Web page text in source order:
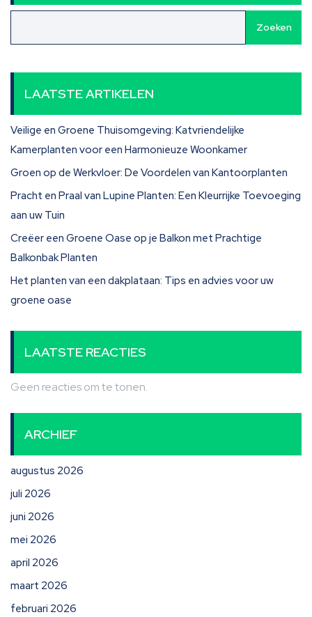
Zoeken
LAATSTE ARTIKELEN
Veilige en Groene Thuisomgeving: Katvriendelijke
Kamerplanten voor een Harmonieuze Woonkamer
Groen op de Werkvloer: De Voordelen van Kantoorplanten
Pracht en Praal van Lupine Planten: Een Kleurrijke Toevoeging
aan uw Tuin
Creëer een Groene Oase op je Balkon met Prachtige
Balkonbak Planten
Het planten van een dakplataan: Tips en advies voor uw
groene oase
LAATSTE REACTIES
Geen reacties om te tonen.
ARCHIEF
augustus 2026
juli 2026
juni 2026
mei 2026
april 2026
maart 2026
februari 2026